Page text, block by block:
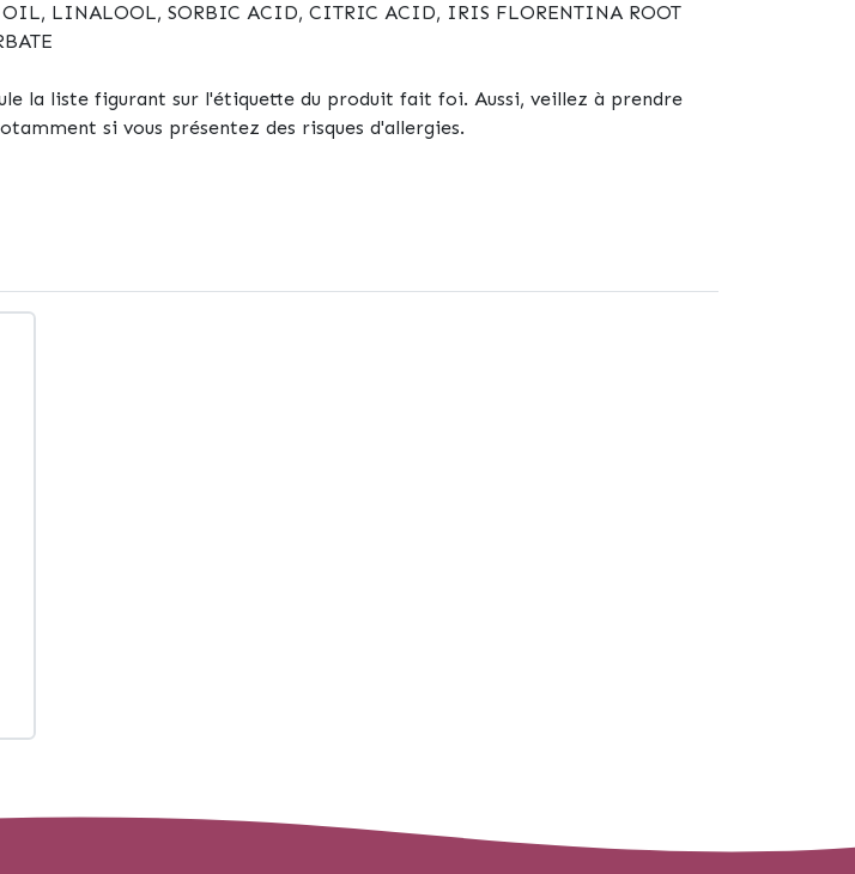
LINALOOL, SORBIC ACID, CITRIC ACID, IRIS FLORENTINA ROOT
la liste figurant sur l'étiquette du produit fait foi. Aussi, veillez à prendre
si vous présentez des risques d'allergies.